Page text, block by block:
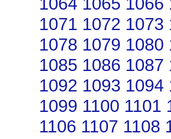
1071 1072 1073
1078 1079 1080
1085 1086 1087
1092 1093 1094
1099 1100 1101
1106 1107 1108